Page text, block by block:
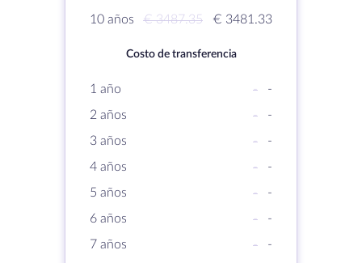
10 años
€ 3487.35 € 3481.33
Costo de transferencia
1 año -
-
2 años
-
-
3 años
-
-
4 años
-
-
5 años
-
-
6 años
-
-
7 años
-
-